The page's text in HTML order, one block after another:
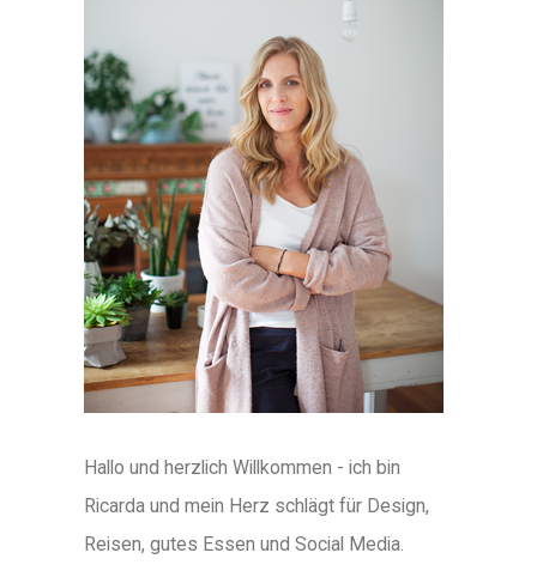
Hallo und herzlich Willkommen - ich bin
Ricarda und mein Herz schlägt für Design,
Reisen, gutes Essen und Social Media.